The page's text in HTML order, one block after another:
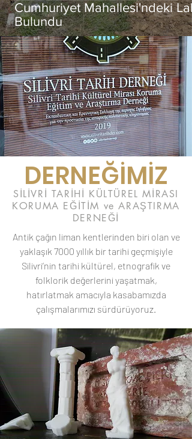
Cumhuriyet Mahallesi'ndeki
Bulundu
DERNEĞİMİZ
SİLİVRİ TARİHİ KÜLTÜREL MİRASI
KORUMA EĞİTİM ve ARAŞTIRMA
DERNEĞİ
Antik çağın liman kentlerinden biri olan ve
yaklaşık 7000 yıllık bir tarihi geçmişiyle
Silivri’nin tarihi kültürel, etnografik ve
folklorik değerlerini yaşatmak,
hatırlatmak amacıyla kasabamızda
çalışmalarımızı sürdürüyoruz.